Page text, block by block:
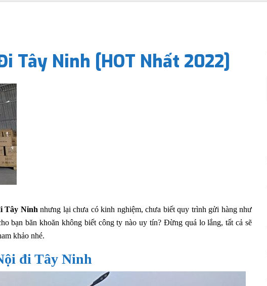
Tây Ninh [HOT Nhất 2022]
Tây Ninh nhưng lại chưa có kinh nghiệm, chưa biết quy trình gửi hàng như
bạn băn khoăn không biết công ty nào uy tín? Đừng quá lo lắng, tất cả sẽ
khảo nhé.
đi Tây Ninh